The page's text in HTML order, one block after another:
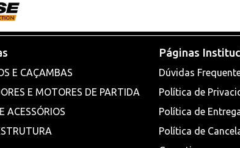
E CAÇAMBAS
E MOTORES DE PARTIDA
ACESSÓRIOS
Páginas
Dúvidas
Política de
Política de
Política de